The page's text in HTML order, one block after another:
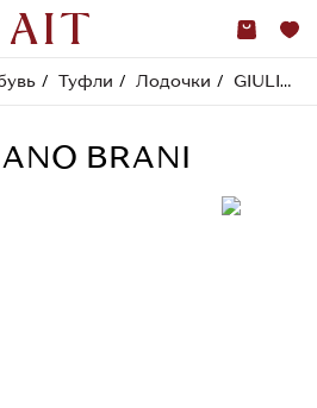
Туфли Лодочки GIULIANO BRANI
BRANI